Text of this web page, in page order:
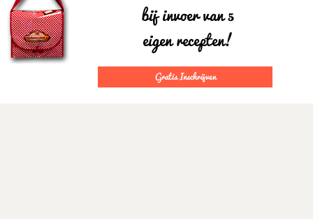
bij invoer van 5
eigen recepten!
Gratis Inschrijven